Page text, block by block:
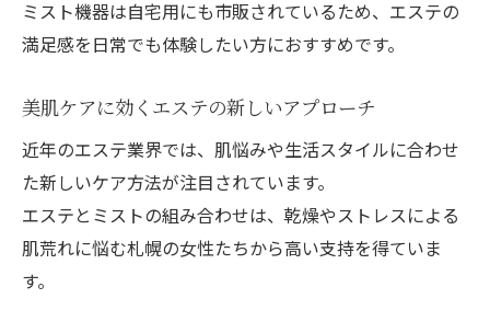
ミスト機器は自宅用にも市販されているため、エステの
満足感を日常でも体験したい方におすすめです。
美肌ケアに効くエステの新しいアプローチ
近年のエステ業界では、肌悩みや生活スタイルに合わせ
た新しいケア方法が注目されています。
エステとミストの組み合わせは、乾燥やストレスによる
肌荒れに悩む札幌の女性たちから高い支持を得ていま
す。